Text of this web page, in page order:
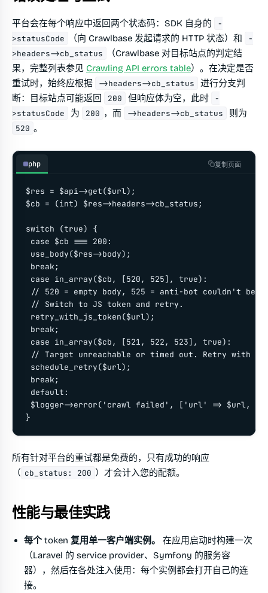
平台会在每个响应中返回两个状态码：SDK 自身的
-
>statusCode
（向 Crawlbase 发起请求的 HTTP 状态）和
-
>headers->cb_status
（Crawlbase 对目标站点的判定结
果，完整列表参见 Crawling API errors table）。在决定是否
重试时，始终应根据
->headers->cb_status
进行分支判
断：目标站点可能返回
200 但响应体为空，此时
-
>statusCode
为 200 ，而 ->headers->cb_status 则为
520 。
php 复制页面
$res = $api->get($url);
$cb = (int) $res->headers->cb_status;
switch (true) {
case $cb === 200:
use_body($res->body);
break;
case in_array($cb, [520, 525], true):
// 520 = empty body, 525 = anti-bot couldn't be
// Switch to JS token and retry.
retry_with_js_token($url);
break;
case in_array($cb, [521, 522, 523], true):
// Target unreachable or timed out. Retry with
schedule_retry($url);
break;
default:
$logger->error('crawl failed', ['url' => $url,
}
所有针对平台的重试都是免费的，只有成功的响应
（ cb_status: 200 ）才会计入您的配额。
性能与最佳实践
每个 token 复用单一客户端实例。
在应用启动时构建一次
（Laravel 的 service provider、Symfony 的服务容
器），然后在各处注入使用：每个实例都会打开自己的连
接。